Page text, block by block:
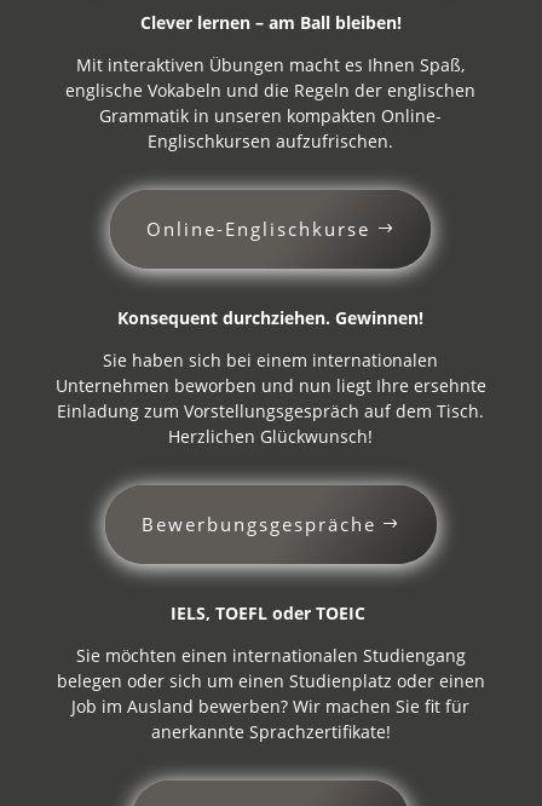
Clever lernen – am Ball bleiben!
Mit interaktiven Übungen macht es Ihnen Spaß,
englische Vokabeln und die Regeln der englischen
Grammatik in unseren kompakten Online-
Englischkursen aufzufrischen.
Online-Englischkurse
Konsequent durchziehen. Gewinnen!
Sie haben sich bei einem internationalen
Unternehmen beworben und nun liegt Ihre ersehnte
Einladung zum Vorstellungsgespräch auf dem Tisch.
Herzlichen Glückwunsch!
Bewerbungsgespräche
IELS, TOEFL oder TOEIC
Sie möchten einen internationalen Studiengang
belegen oder sich um einen Studienplatz oder einen
Job im Ausland bewerben? Wir machen Sie fit für
anerkannte Sprachzertifikate!